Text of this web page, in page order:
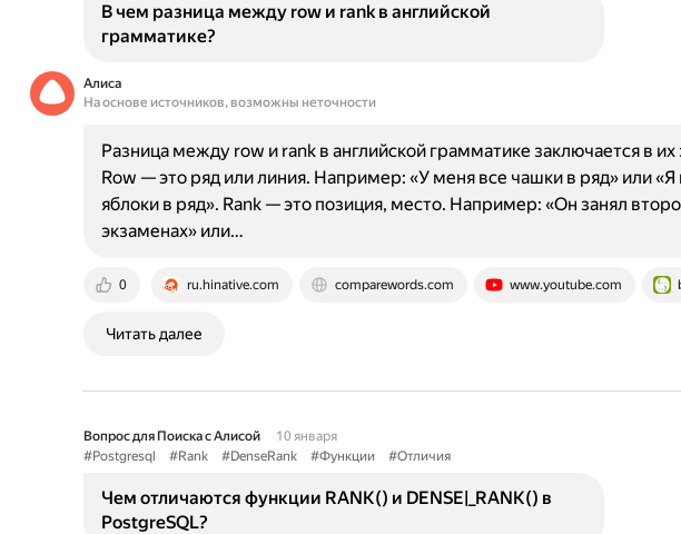
В чем разница между row и rank в английской
грамматике?
Алиса
На основе источников, возможны неточности
0 ru.hinative.com comparewords.com www.youtube.com
Разница между row и rank в английской грамматике заключается в их
Row — это ряд или линия. Например: «У меня все чашки в ряд» или
яблоки в ряд». Rank — это позиция, место. Например: «Он занял
экзаменах» или…
Читать далее
Вопрос для Поиска с Алисой
10 января
#Postgresql
#Rank #DenseRank #Функции #Отличия
Чем отличаются функции RANK() и DENSE|_RANK() в
PostgreSQL?